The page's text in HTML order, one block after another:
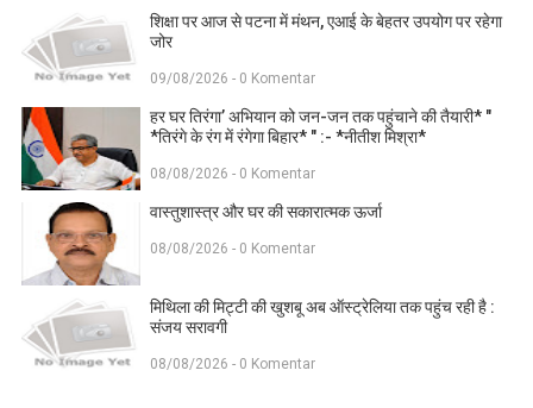
शिक्षा पर आज से पटना में मंथन, एआई के बेहतर उपयोग पर रहेगा
जोर
09/08/2026 - 0 Komentar
हर घर तिरंगा’ अभियान को जन-जन तक पहुंचाने की तैयारी* "
*तिरंगे के रंग में रंगेगा बिहार* " :- *नीतीश मिश्रा*
08/08/2026 - 0 Komentar
वास्तुशास्त्र और घर की सकारात्मक ऊर्जा
08/08/2026 - 0 Komentar
मिथिला की मिट्टी की खुशबू अब ऑस्ट्रेलिया तक पहुंच रही है :
संजय सरावगी
08/08/2026 - 0 Komentar